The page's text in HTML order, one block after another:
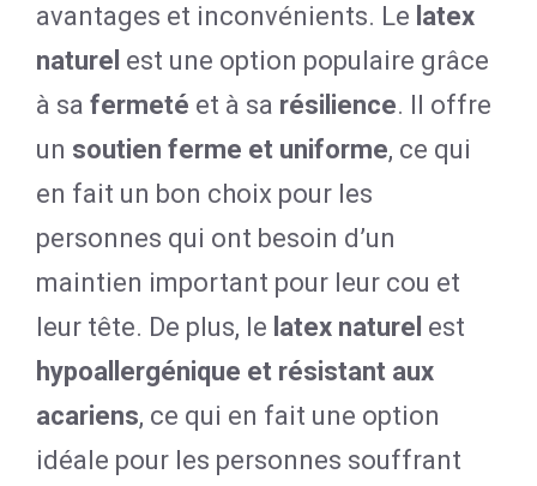
avantages et inconvénients. Le latex
naturel est une option populaire grâce
à sa fermeté et à sa résilience. Il offre
un soutien ferme et uniforme, ce qui
en fait un bon choix pour les
personnes qui ont besoin d’un
maintien important pour leur cou et
leur tête. De plus, le latex naturel est
hypoallergénique et résistant aux
acariens, ce qui en fait une option
idéale pour les personnes souffrant